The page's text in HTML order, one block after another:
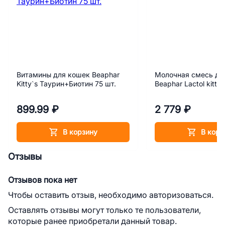
Витамины для кошек Beaphar
Kitty`s Таурин+Биотин 75 шт.
899.99 ₽
В корзину
Молочная смесь
Beaphar Lactol kitty
2 779 ₽
В
Отзывы
Отзывов пока нет
Чтобы оставить отзыв, необходимо авторизоваться.
Оставлять отзывы могут только те пользователи,
которые ранее приобретали данный товар.